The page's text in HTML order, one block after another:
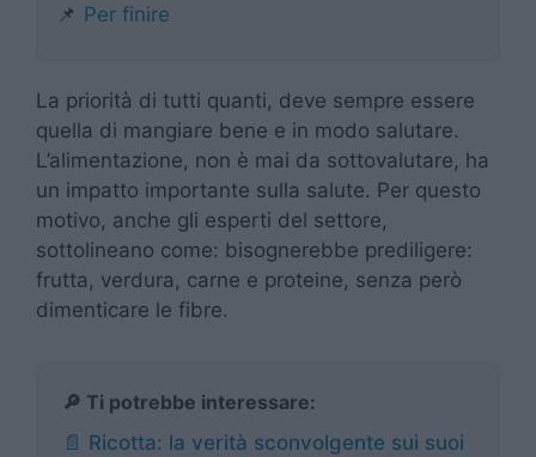
📌 Per finire
La priorità di tutti quanti, deve sempre essere
quella di mangiare bene e in modo salutare.
L’alimentazione, non è mai da sottovalutare, ha
un impatto importante sulla salute. Per questo
motivo, anche gli esperti del settore,
sottolineano come: bisognerebbe prediligere:
frutta, verdura, carne e proteine, senza però
dimenticare le fibre.
🔎 Ti potrebbe interessare:
📄 Ricotta: la verità sconvolgente sui suoi